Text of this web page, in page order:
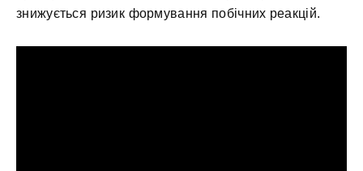
знижується ризик формування побічних реакцій.